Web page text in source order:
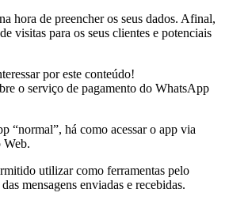
hora de preencher os seus dados. Afinal,
visitas para os seus clientes e potenciais
por este conteúdo!
o serviço de pagamento do WhatsApp
“normal”, há como acessar o app via
Web.
utilizar como ferramentas pelo
mensagens enviadas e recebidas.